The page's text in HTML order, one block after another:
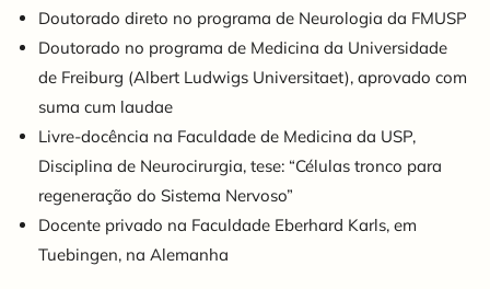
Doutorado direto no programa de Neurologia da FMUSP
Doutorado no programa de Medicina da Universidade
de Freiburg (Albert Ludwigs Universitaet), aprovado com
suma cum laudae
Livre-docência na Faculdade de Medicina da USP,
Disciplina de Neurocirurgia, tese: “Células tronco para
regeneração do Sistema Nervoso”
Docente privado na Faculdade Eberhard Karls, em
Tuebingen, na Alemanha